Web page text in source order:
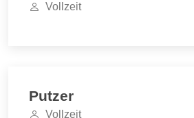
Vollzeit
Putzer
Vollzeit